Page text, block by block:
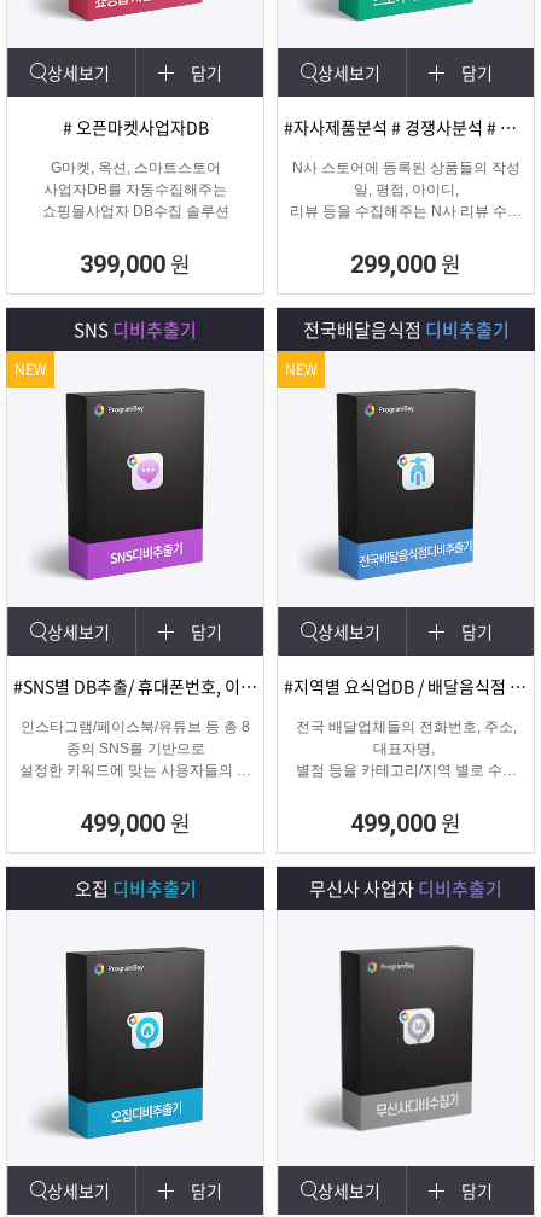
상세보기 담기
# 오픈마켓사업자DB
G마켓, 옥션, 스마트스토어
사업자DB를 자동수집해주는
쇼핑몰사업자 DB수집 솔루션
399,000 원
상세보기 담기
#자사제품분석 # 경쟁사분석 # 마케팅 및 광고
N사 스토어에 등록된 상품들의 작성
일, 평점, 아이디,
리뷰 등을 수집해주는 N사 리뷰 수집
299,000 원
SNS디비추출기
상세보기 담기
#SNS별 DB추출/ 휴대폰번호, 이메일추출
인스타그램/페이스북/유튜브 등 총 8
종의 SNS를 기반으로
설정한 키워드에 맞는 사용자들의 휴
추출하여 영업 및 마케팅에 활용 할
수 있는 프로그램입니다.
499,000 원
NEW
전국배달음식점 디비추출기
상세보기 담기
#지역별 요식업DB / 배달음식점 전화번호
전국 배달업체들의 전화번호, 주소,
대표자명,
별점 등을 카테고리/지역 별로 수집
타겟 마케팅용 DB를 수집해주는 프
로그램입니다.
499,000 원
NEW
오집 디비추출기
상세보기 담기
무신사 사업자디비추출기
상세보기 담기